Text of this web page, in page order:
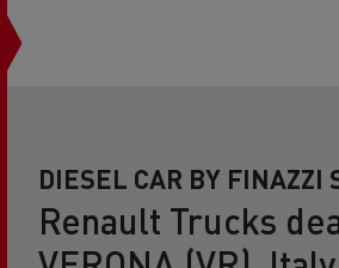
DIESEL CAR BY FINAZZI
Renault Trucks